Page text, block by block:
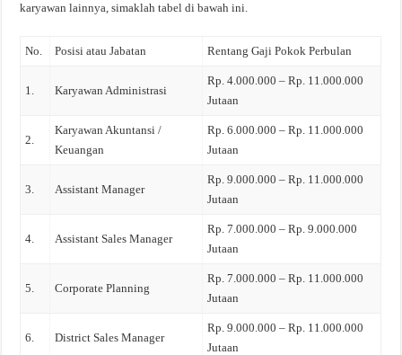
karyawan lainnya, simaklah tabel di bawah ini.
No. Posisi atau Jabatan Rentang Gaji Pokok Perbulan
1. Karyawan Administrasi
Rp. 4.000.000 – Rp. 11.000.000
Jutaan
2.
Karyawan Akuntansi /
Keuangan
Rp. 6.000.000 – Rp. 11.000.000
Jutaan
3. Assistant Manager
Rp. 9.000.000 – Rp. 11.000.000
Jutaan
4. Assistant Sales Manager
Rp. 7.000.000 – Rp. 9.000.000
Jutaan
5. Corporate Planning
Rp. 7.000.000 – Rp. 11.000.000
Jutaan
6. District Sales Manager
Rp. 9.000.000 – Rp. 11.000.000
Jutaan